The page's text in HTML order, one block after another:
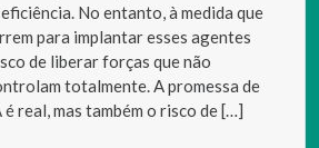
No entanto, à medida que
para implantar esses agentes
de liberar forças que não
totalmente. A promessa de
real, mas também o risco de […]